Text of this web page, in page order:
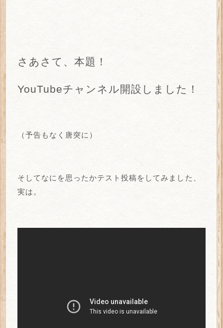
さあさて、本題！
YouTubeチャンネル開設しました！
（予告もなく唐突に）
そしてなにを思ったかテスト投稿をしてみました、
実は。